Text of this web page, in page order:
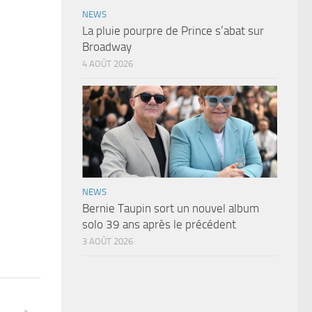
NEWS
La pluie pourpre de Prince s’abat sur
Broadway
4 AOÛT 2026
NEWS
Bernie Taupin sort un nouvel album
solo 39 ans après le précédent
3 AOÛT 2026